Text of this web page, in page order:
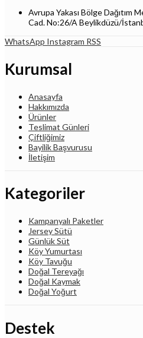
Avrupa Yakası Bölge Dağıtım
Cad. No:26/A Beylikdüzü/
WhatsApp Instagram RSS
Kurumsal
Anasayfa
Hakkımızda
Ürünler
Teslimat Günleri
Çiftliğimiz
Bayilik Başvurusu
İletişim
Kategoriler
Kampanyalı Paketler
Jersey Sütü
Günlük Süt
Köy Yumurtası
Köy Tavuğu
Doğal Tereyağı
Doğal Kaymak
Doğal Yoğurt
Destek